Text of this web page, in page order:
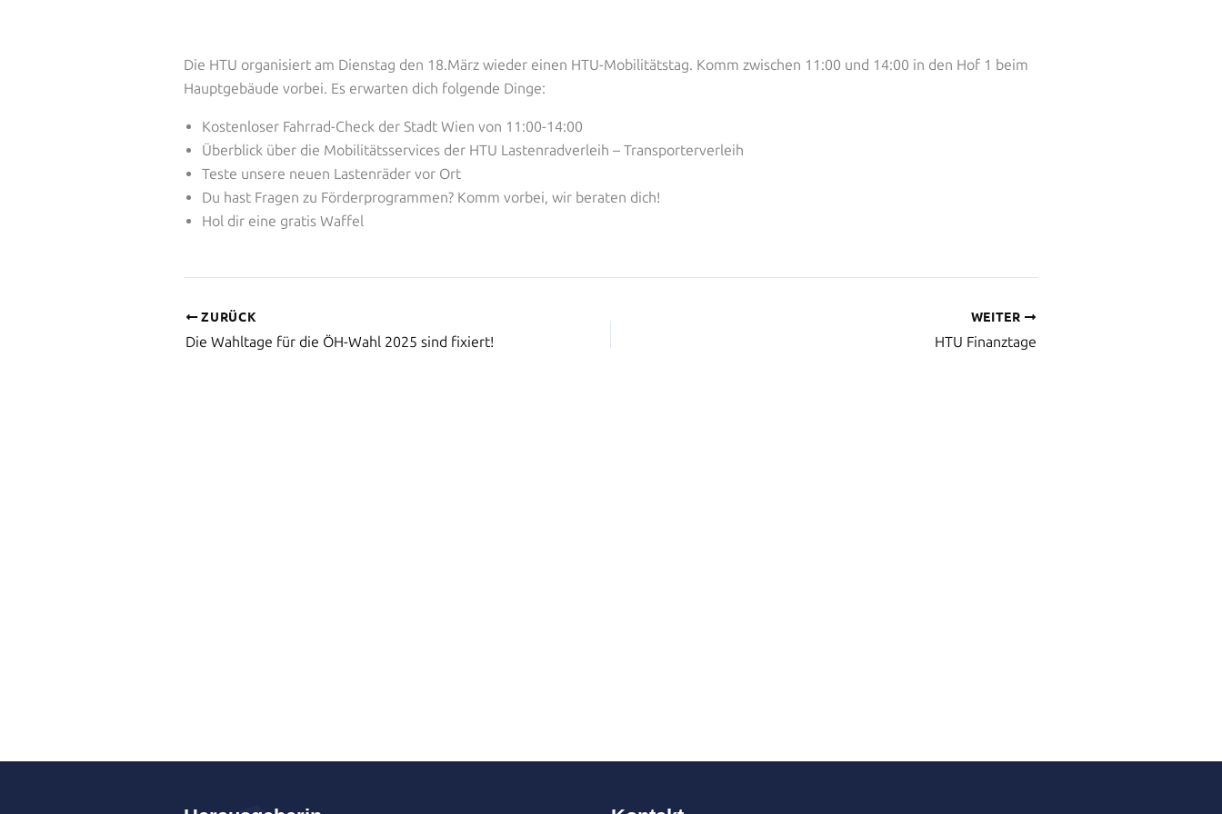
Die HTU organisiert am Dienstag den 18.März wieder einen HTU-Mobilitätstag. Komm zwischen 11:00 und 14:00 in den Hof 1 beim
Hauptgebäude vorbei. Es erwarten dich folgende Dinge:
Kostenloser Fahrrad-Check der Stadt Wien von 11:00-14:00
Überblick über die Mobilitätsservices der HTU Lastenradverleih – Transporterverleih
Teste unsere neuen Lastenräder vor Ort
Du hast Fragen zu Förderprogrammen? Komm vorbei, wir beraten dich!
Hol dir eine gratis Waffel
ZURÜCK
Die Wahltage für die ÖH-Wahl 2025 sind fixiert!
WEITER
HTU Finanztage